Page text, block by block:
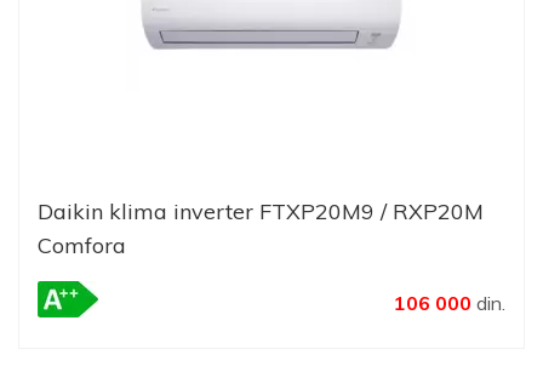
Daikin klima inverter FTXP20M9 / RXP20M
Comfora
106 000 din.